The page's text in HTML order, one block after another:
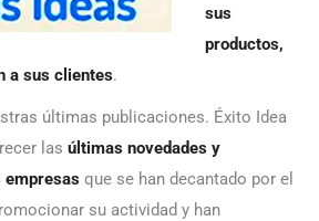
sus
productos,
a sus clientes.
últimas publicaciones. Éxito Idea
las últimas novedades y
que se han decantado por el
su actividad y han